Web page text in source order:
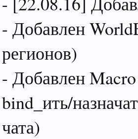
- Добавлен
регионов)
- Добавлен
bind_ить/
чата)